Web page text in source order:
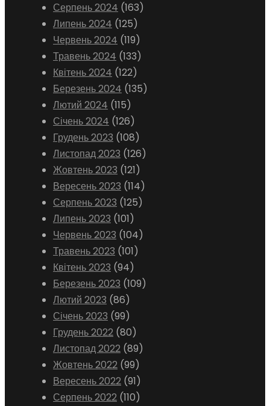
Серпень 2024 (163)
Липень 2024 (125)
Червень 2024 (119)
Травень 2024 (133)
Квітень 2024 (122)
Березень 2024 (135)
Лютий 2024 (115)
Січень 2024 (126)
Грудень 2023 (108)
Листопад 2023 (126)
Жовтень 2023 (121)
Вересень 2023 (114)
Серпень 2023 (125)
Липень 2023 (101)
Червень 2023 (104)
Травень 2023 (101)
Квітень 2023 (94)
Березень 2023 (109)
Лютий 2023 (86)
Січень 2023 (99)
Грудень 2022 (80)
Листопад 2022 (89)
Жовтень 2022 (99)
Вересень 2022 (91)
Серпень 2022 (110)